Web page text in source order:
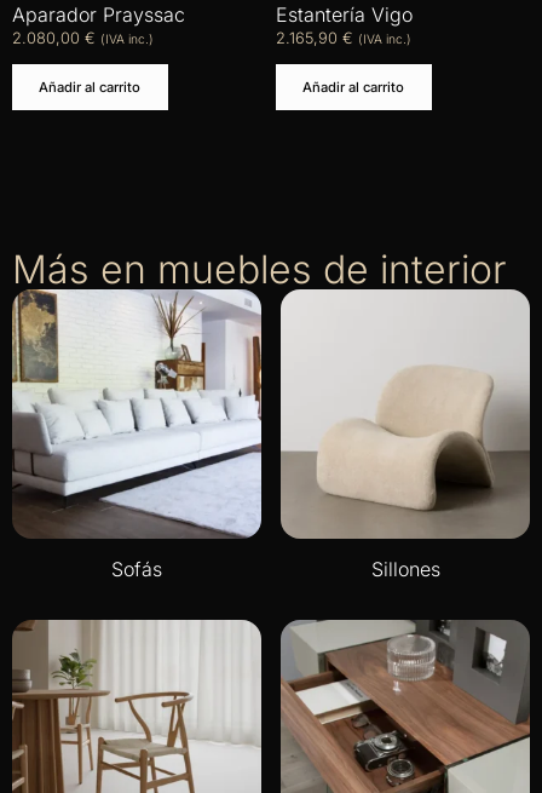
Aparador Prayssac
2.080,00 € (IVA inc.)
Añadir al carrito
Estantería Vigo
2.165,90 € (IVA inc.)
Añadir al carrito
Más en muebles de interior
Sofás Sillones